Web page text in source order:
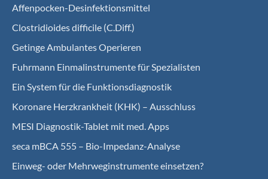
Affenpocken-Desinfektionsmittel
Clostridioides difficile (C.Diff.)
Getinge Ambulantes Operieren
Fuhrmann Einmalinstrumente für Spezialisten
Ein System für die Funktionsdiagnostik
Koro­nare Herz­krank­heit (KHK) – Ausschluss
MESI Diagnostik-Tablet mit med. Apps
seca mBCA 555 – Bio-Impedanz-Analyse
Einweg- oder Mehrweginstrumente einsetzen?